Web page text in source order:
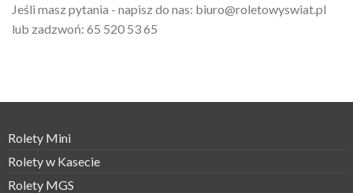
Jeśli masz pytania - napisz do nas: biuro@roletowyswiat.pl
lub zadzwoń: 65 520 53 65
Rolety Mini
Rolety w Kasecie
Rolety MGS